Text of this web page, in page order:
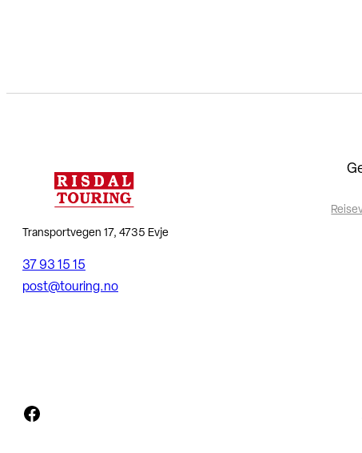
Transportvegen 17, 4735 Evje
37 93 15 15
post@touring.no
Facebook